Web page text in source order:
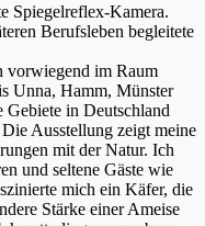
Spiegelreflex-Kamera.
Berufsleben begleitete
vorwiegend im Raum
Unna, Hamm, Münster
Gebiete in Deutschland
Ausstellung zeigt meine
mit der Natur. Ich
und seltene Gäste wie
mich ein Käfer, die
Stärke einer Ameise